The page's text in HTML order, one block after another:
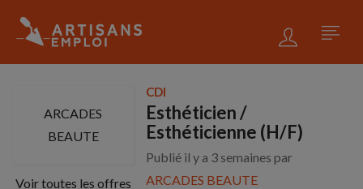
ARCADES
BEAUTE
Voir toutes les offres
CDI
Esthéticien /
Esthéticienne (H/F)
Publié il y a 3 semaines par
ARCADES BEAUTE